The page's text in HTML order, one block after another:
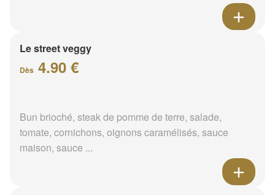
Le street veggy
Dès 4.90 €
Bun brioché, steak de pomme de terre, salade,
tomate, cornichons, oignons caramélisés, sauce
maison, sauce ...